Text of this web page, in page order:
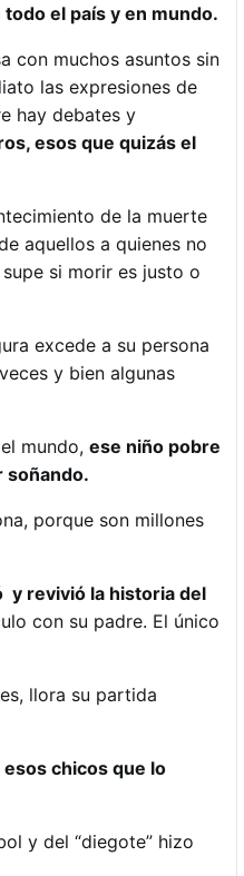
el país y en mundo.
con muchos asuntos sin
las expresiones de
hay debates y
esos que quizás el
de la muerte
aquellos a quienes no
si morir es justo o
excede a su persona
y bien algunas
mundo, ese niño pobre
soñando.
porque son millones
y revivió la historia del
con su padre. El único
llora su partida
chicos que lo
y del “diegote” hizo